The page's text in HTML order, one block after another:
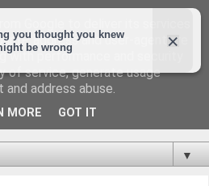
и света!
▼
Google to deliver its services
IP address and user-agent are
with performance and security
of service, generate usage
address abuse.
MORE GOT IT